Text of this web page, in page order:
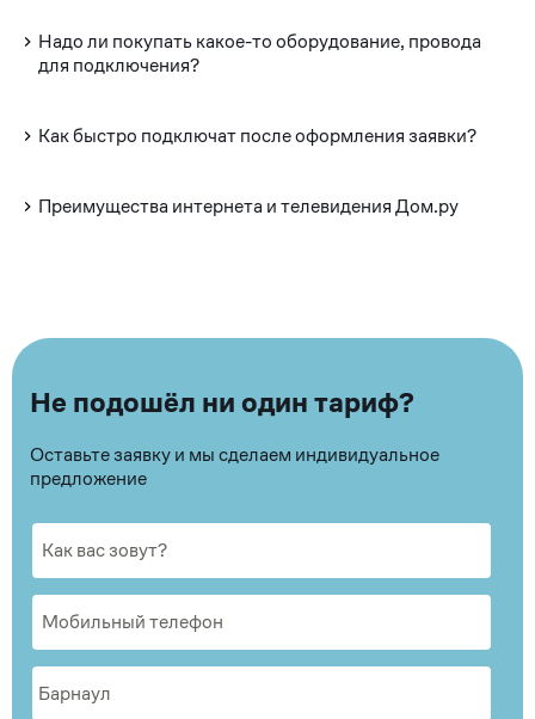
Надо ли покупать какое-то оборудование, провода
для подключения?
Как быстро подключат после оформления заявки?
Преимущества интернета и телевидения Дом.ру
Не подошёл ни один тариф?
Оставьте заявку и мы сделаем индивидуальное
предложение